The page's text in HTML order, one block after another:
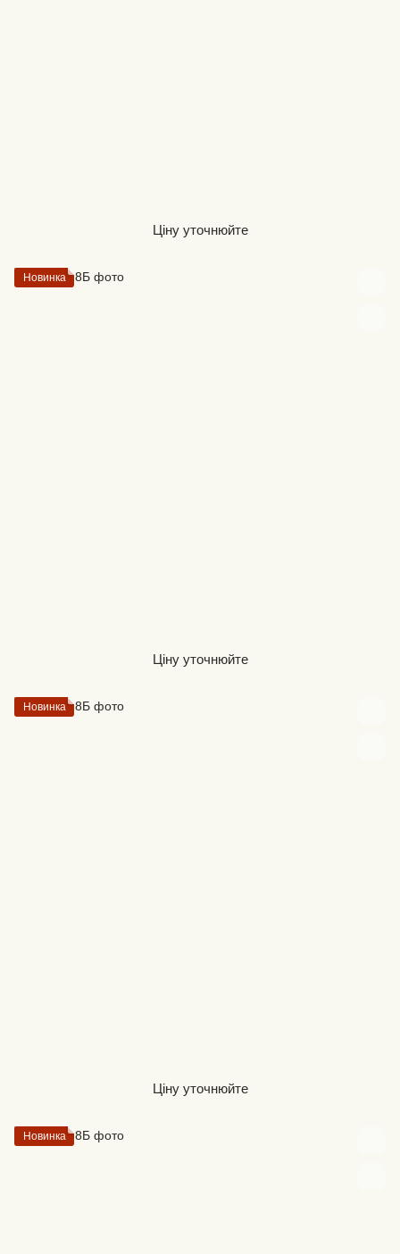
Ціну уточнюйте
Новинка
Ціну уточнюйте
Новинка
Ціну уточнюйте
Новинка